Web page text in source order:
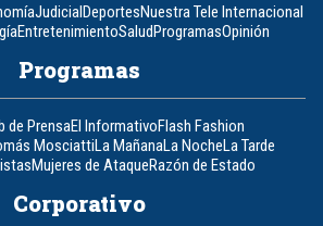
JudicialDeportesNuestra Tele Internacional
EntretenimientoSaludProgramasOpinión
Programas
de PrensaEl InformativoFlash Fashion
MosciattiLa MañanaLa NocheLa Tarde
Mujeres de AtaqueRazón de Estado
Corporativo